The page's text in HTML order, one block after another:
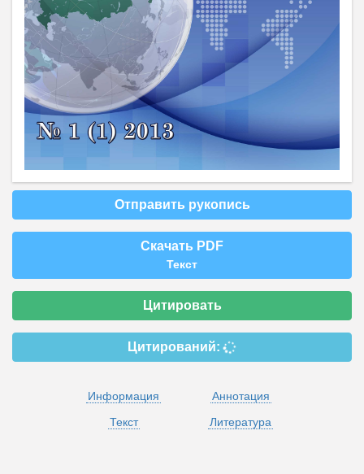
Отправить рукопись
Скачать PDF
Текст
Цитировать
Цитирований:
Информация
Аннотация
Текст
Литература